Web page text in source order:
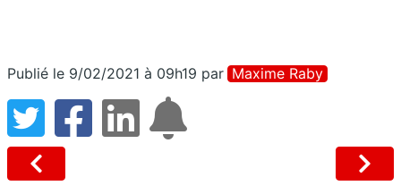
Publié le 9/02/2021 à 09h19 par Maxime Raby